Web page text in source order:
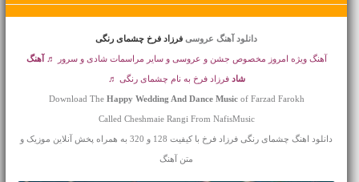
دانلود آهنگ عروسیفرزاد فرخ چشمای رنگی
آهنگ ویژه امروز مخصوص جشن و عروسی و سایر مراسمات شادی و سرور ♬ آهنگ
شاد فرزاد فرخ به نام چشمای رنگی ♬
Download The Happy Wedding And Dance Musicof Farzad Farokh
Called Cheshmaie Rangi From NafisMusic
دانلود اهنگ چشمای رنگی فرزاد فرخ با کیفیت 128 و 320 به همراه پخش آنلاین موزیک و
متن آهنگ